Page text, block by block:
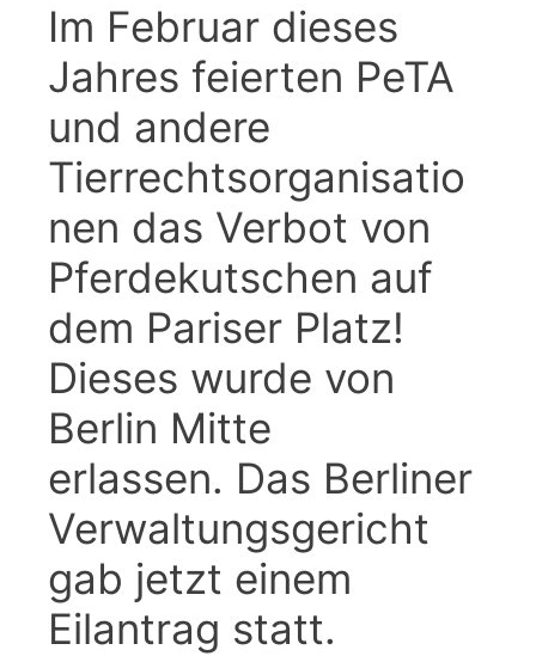
Im Februar dieses
Jahres feierten PeTA
und andere
Tierrechtsorganisatio
nen das Verbot von
Pferdekutschen auf
dem Pariser Platz!
Dieses wurde von
Berlin Mitte
erlassen. Das Berliner
Verwaltungsgericht
gab jetzt einem
Eilantrag statt.